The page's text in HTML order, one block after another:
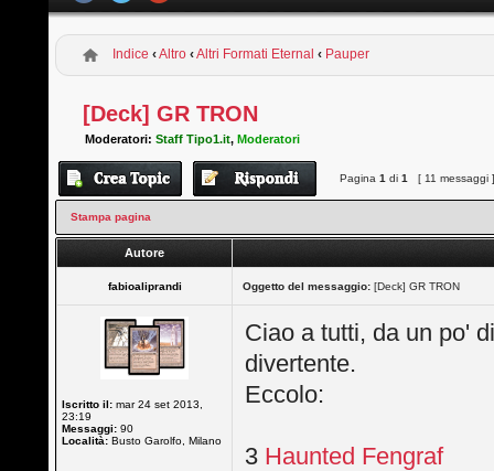
Indice ‹Altro ‹Altri Formati Eternal ‹ Pauper
[Deck] GR TRON
Moderatori:Staff Tipo1.it,Moderatori
Pagina1 di1 [ 11 messaggi
Stampa pagina
Autore
fabioaliprandi Oggetto del messaggio: [Deck] GR TRON
Iscritto il: mar 24 set 2013,
23:19
Messaggi: 90
Località: Busto Garolfo, Milano
Ciao a tutti, da un po'
divertente.
Eccolo:
3 Haunted Fengraf